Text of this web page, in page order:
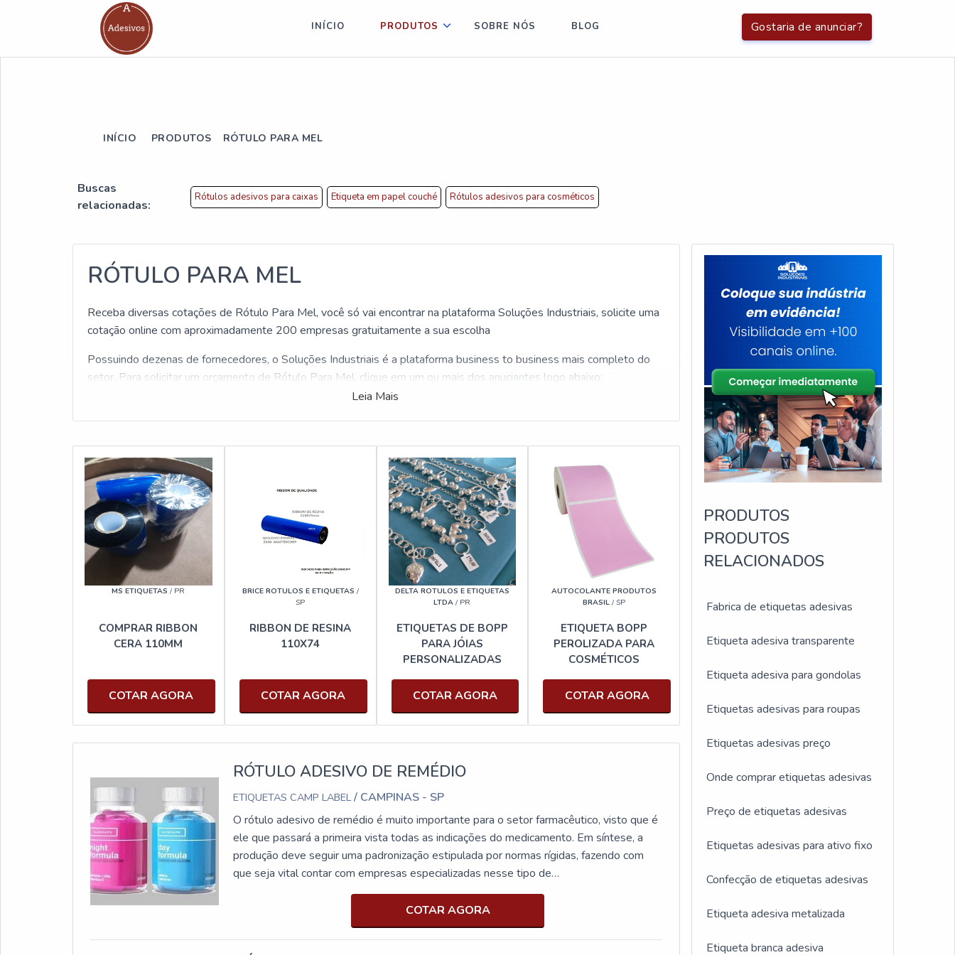
Gostaria de anunciar?
INÍCIO PRODUTOS SOBRE NÓS BLOG
INÍCIO PRODUTOS RÓTULO PARA MEL
Buscas
relacionadas:
Rótulos adesivos para caixas Etiqueta em papel couché Rótulos adesivos para cosméticos
RÓTULO PARA MEL
Receba diversas cotações de Rótulo Para Mel, você só vai encontrar na plataforma Soluções Industriais, solicite uma
cotação online com aproximadamente 200 empresas gratuitamente a sua escolha
Possuindo dezenas de fornecedores, o Soluções Industriais é a plataforma business to business mais completo do
setor. Para solicitar um orçamento de Rótulo Para Mel, clique em um ou mais dos anuciantes logo abaixo:
Leia Mais
MS ETIQUETAS / PR
COMPRAR RIBBON
CERA 110MM
COTAR AGORA
BRICE ROTULOS E ETIQUETAS /
SP
RIBBON DE RESINA
110X74
COTAR AGORA
DELTA ROTULOS E ETIQUETAS
LTDA / PR
ETIQUETAS DE BOPP
PARA JÓIAS
PERSONALIZADAS
COTAR AGORA
AUTOCOLANTE PRODUTOS
BRASIL / SP
ETIQUETA BOPP
PEROLIZADA PARA
COSMÉTICOS
COTAR AGORA
RÓTULO ADESIVO DE REMÉDIO
ETIQUETAS CAMP LABEL/ CAMPINAS - SP
O rótulo adesivo de remédio é muito importante para o setor farmacêutico, visto que é
ele que passará a primeira vista todas as indicações do medicamento. Em síntese, a
produção deve seguir uma padronização estipulada por normas rígidas, fazendo com
que seja vital contar com empresas especializadas nesse tipo de
produção. ESPECIFICAÇÕES PARA UMA COMPRA SEGURAO rótulo adesivo
destinado para remédio, ou popularmente conhecido pelos profissionais do ramo como
rótulo farmacêutico, deve conter um espaço para informações que serão impressas
posteriormente, tais como a validade e lote. Além disso, é vital que eles assegurem as
COTAR AGORA
PRODUTOS
PRODUTOS
RELACIONADOS
Fabrica de etiquetas adesivas
Etiqueta adesiva transparente
Etiqueta adesiva para gondolas
Etiquetas adesivas para roupas
Etiquetas adesivas preço
Onde comprar etiquetas adesivas
Preço de etiquetas adesivas
Etiquetas adesivas para ativo fixo
Confecção de etiquetas adesivas
Etiqueta adesiva metalizada
Etiqueta branca adesiva